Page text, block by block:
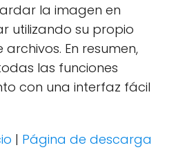
la imagen en
utilizando su propio
En resumen,
las funciones
con una interfaz fácil
| Página de descarga